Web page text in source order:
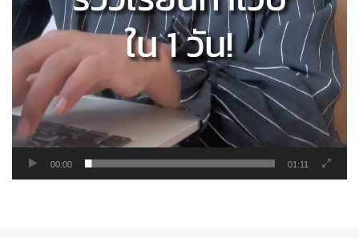
00:00 01:11